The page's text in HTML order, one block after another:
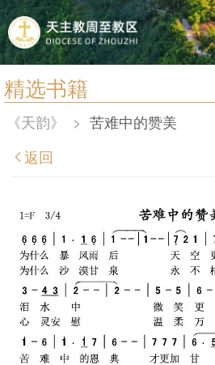
精选书籍
首页
宗教法规
教区简介
信仰文萃
教会圣月
《天韵》 > 苦难中的赞美
返回